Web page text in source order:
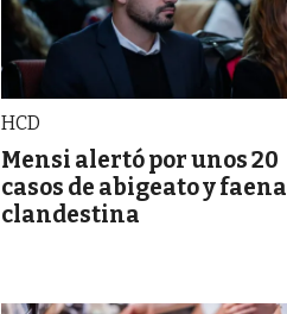
HCD
Mensi alertó por unos 20
casos de abigeato y faena
clandestina